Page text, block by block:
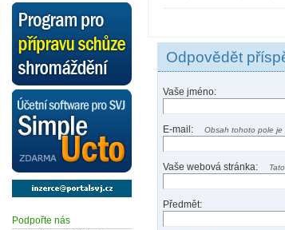
Podpořte nás
Odpovědět
Vaše jméno:
E-mail: Obsah tohoto pole je
Vaše webová stránka:
Předmět: